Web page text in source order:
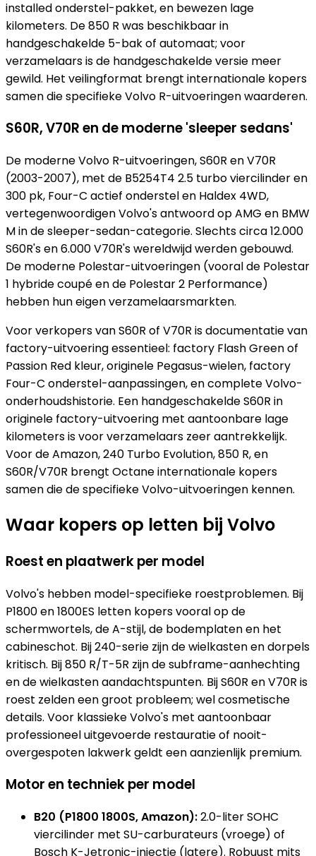
installed onderstel-pakket, en bewezen lage
kilometers. De 850 R was beschikbaar in
handgeschakelde 5-bak of automaat; voor
verzamelaars is de handgeschakelde versie meer
gewild. Het veilingformat brengt internationale kopers
samen die specifieke Volvo R-uitvoeringen waarderen.
S60R, V70R en de moderne 'sleeper sedans'
De moderne Volvo R-uitvoeringen, S60R en V70R
(2003-2007), met de B5254T4 2.5 turbo viercilinder en
300 pk, Four-C actief onderstel en Haldex 4WD,
vertegenwoordigen Volvo's antwoord op AMG en BMW
M in de sleeper-sedan-categorie. Slechts circa 12.000
S60R's en 6.000 V70R's wereldwijd werden gebouwd.
De moderne Polestar-uitvoeringen (vooral de Polestar
1 hybride coupé en de Polestar 2 Performance)
hebben hun eigen verzamelaarsmarkten.
Voor verkopers van S60R of V70R is documentatie van
factory-uitvoering essentieel: factory Flash Green of
Passion Red kleur, originele Pegasus-wielen, factory
Four-C onderstel-aanpassingen, en complete Volvo-
onderhoudshistorie. Een handgeschakelde S60R in
originele factory-uitvoering met aantoonbare lage
kilometers is voor verzamelaars zeer aantrekkelijk.
Voor de Amazon, 240 Turbo Evolution, 850 R, en
S60R/V70R brengt Octane internationale kopers
samen die de specifieke Volvo-uitvoeringen kennen.
Waar kopers op letten bij Volvo
Roest en plaatwerk per model
Volvo's hebben model-specifieke roestproblemen. Bij
P1800 en 1800ES letten kopers vooral op de
schermwortels, de A-stijl, de bodemplaten en het
cabineschot. Bij 240-serie zijn de wielkasten en dorpels
kritisch. Bij 850 R/T-5R zijn de subframe-aanhechting
en de wielkasten aandachtspunten. Bij S60R en V70R is
roest zelden een groot probleem; wel cosmetische
details. Voor klassieke Volvo's met aantoonbaar
professioneel uitgevoerde restauratie of nooit-
overgespoten lakwerk geldt een aanzienlijk premium.
Motor en techniek per model
B20 (P1800 1800S, Amazon):2.0-liter SOHC
viercilinder met SU-carburateurs (vroege) of
Bosch K-Jetronic-injectie (latere). Robuust mits